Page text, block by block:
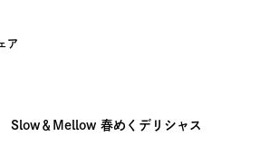
ア
Slow＆Mellow 春めくデリシャス